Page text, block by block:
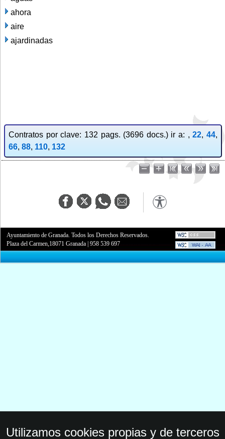
ahora
aire
ajardinadas
Contratos por clave: 132 pags. (3696 docs.) ir a: ,22,44,
66, 88, 110, 132
Ayuntamiento de Granada. Todos los Derechos Reservados.
Plaza del Carmen,18071 Granada |958 539 697
Utilizamos cookies propias y de terceros